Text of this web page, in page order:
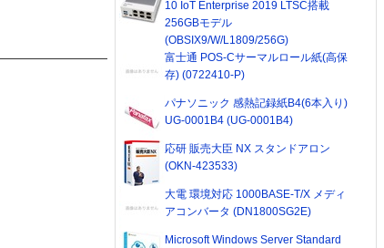
10 IoT Enterprise 2019 LTSC搭載
256GBモデル
(OBSIX9/W/L1809/256G)
富士通 POS-Cサーマルロール紙(高保
存) (0722410-P)
パナソニック 感熱記録紙B4(6本入り)
UG-0001B4 (UG-0001B4)
応研 販売大臣 NX スタンドアロン
(OKN-423533)
大電 環境対応 1000BASE-T/X メディ
アコンバータ (DN1800SG2E)
Microsoft Windows Server Standard